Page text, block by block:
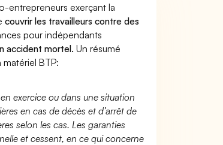
entrepreneurs exerçant la
couvrir les travailleurs contre des
pour indépendants
accident mortel. Un résumé
BTP:
exercice ou dans une situation
en cas de décès et d’arrêt de
selon les cas. Les garanties
et cessent, en ce qui concerne